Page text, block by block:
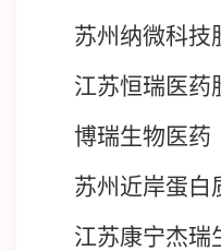
苏州纳微科技
江苏恒瑞医药
博瑞生物医药
苏州近岸蛋白
江苏康宁杰瑞